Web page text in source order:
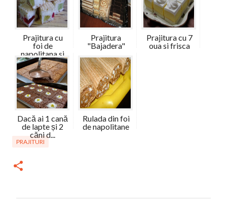
Prajitura cu
foi de
napolitana si
r...
Prajitura
"Bajadera"
Prajitura cu 7
oua si frisca
Dacă ai 1 cană
de lapte și 2
căni d...
Rulada din foi
de napolitane
PRAJITURI